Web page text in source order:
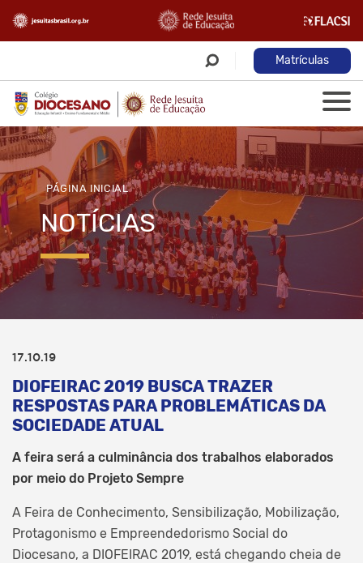
Matrículas
PÁGINA INICIAL
NOTÍCIAS
17.10.19
DIOFEIRAC 2019 BUSCA TRAZER
RESPOSTAS PARA PROBLEMÁTICAS DA
SOCIEDADE ATUAL
A feira será a culminância dos trabalhos elaborados
por meio do Projeto Sempre
A Feira de Conhecimento, Sensibilização, Mobilização,
Protagonismo e Empreendedorismo Social do
Diocesano, a DIOFEIRAC 2019, está chegando cheia de